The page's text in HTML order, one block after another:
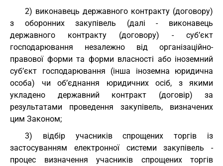
2) виконавець державного контракту (договору)
з оборонних закупівель (далі - виконавець
державного контракту (договору) - суб’єкт
господарювання незалежно від організаційно-
правової форми та форми власності або іноземний
суб’єкт господарювання (інша іноземна юридична
особа) чи об’єднання юридичних осіб, з якими
укладено державний контракт (договір) за
результатами проведення закупівель, визначених
цим Законом;
3) відбір учасників спрощених торгів із
застосуванням електронної системи закупівель -
процес визначення учасників спрощених торгів